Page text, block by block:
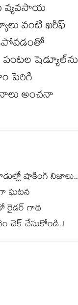
వ్యవసాయ
వంటి ఖరీఫ్
షెడ్యూల్‌‌‌‌‌‌‌‌ను
పెరిగి
అంచనా
షాకింగ్ నిజాలు..
ఘటన
రైడర్ గాథ
చేసుకోండి..!